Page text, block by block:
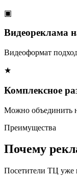
▣
Видеореклама
Видеоформат
★
Комплексное
Можно объединить
Преимущества
Почему
Посетители ТЦ уже